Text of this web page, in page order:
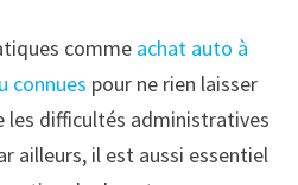
comme achat auto à
connues pour ne rien laisser
les difficultés administratives
ailleurs, il est aussi essentiel